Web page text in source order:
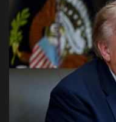
հիմնադրամի շենքի
պատուհաններն ու
08 Օգոստոս, 2026 21:46
Ուկրաինայի
նախագահը
նախագահին